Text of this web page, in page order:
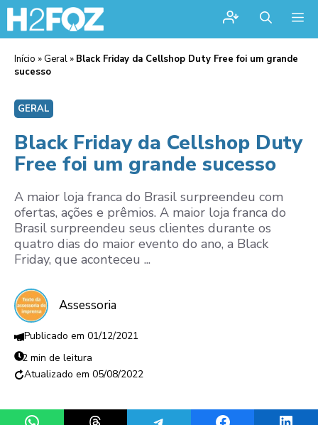
Início » Geral » Black Friday da Cellshop Duty Free foi um grande
sucesso
GERAL
Black Friday da Cellshop Duty
Free foi um grande sucesso
A maior loja franca do Brasil surpreendeu com
ofertas, ações e prêmios. A maior loja franca do
Brasil surpreendeu seus clientes durante os
quatro dias do maior evento do ano, a Black
Friday, que aconteceu ...
Assessoria
01/12/2021
2 min de leitura
05/08/2022
Share on WhatsAppShare on ThreadsShare on TelegramShare on Facebook